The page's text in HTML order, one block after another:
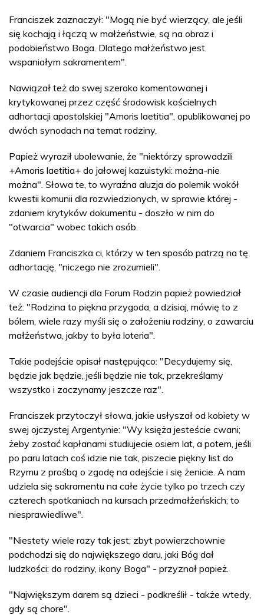
Franciszek zaznaczył: "Mogą nie być wierzący, ale jeśli
się kochają i łączą w małżeństwie, są na obraz i
podobieństwo Boga. Dlatego małżeństwo jest
wspaniałym sakramentem".
Nawiązał też do swej szeroko komentowanej i
krytykowanej przez część środowisk kościelnych
adhortacji apostolskiej "Amoris laetitia", opublikowanej po
dwóch synodach na temat rodziny.
Papież wyraził ubolewanie, że "niektórzy sprowadzili
+Amoris laetitia+ do jałowej kazuistyki: można-nie
można". Słowa te, to wyraźna aluzja do polemik wokół
kwestii komunii dla rozwiedzionych, w sprawie której -
zdaniem krytyków dokumentu - doszło w nim do
"otwarcia" wobec takich osób.
Zdaniem Franciszka ci, którzy w ten sposób patrzą na tę
adhortację, "niczego nie zrozumieli".
W czasie audiencji dla Forum Rodzin papież powiedział
też: "Rodzina to piękna przygoda, a dzisiaj, mówię to z
bólem, wiele razy myśli się o założeniu rodziny, o zawarciu
małżeństwa, jakby to była loteria".
Takie podejście opisał następująco: "Decydujemy się,
będzie jak będzie, jeśli będzie nie tak, przekreślamy
wszystko i zaczynamy jeszcze raz".
Franciszek przytoczył słowa, jakie usłyszał od kobiety w
swej ojczystej Argentynie: "Wy księża jesteście cwani;
żeby zostać kapłanami studiujecie osiem lat, a potem, jeśli
po paru latach coś idzie nie tak, piszecie piękny list do
Rzymu z prośbą o zgodę na odejście i się żenicie. A nam
udziela się sakramentu na całe życie tylko po trzech czy
czterech spotkaniach na kursach przedmałżeńskich; to
niesprawiedliwe".
"Niestety wiele razy tak jest; zbyt powierzchownie
podchodzi się do największego daru, jaki Bóg dał
ludzkości: do rodziny, ikony Boga" - przyznał papież.
"Największym darem są dzieci - podkreślił - także wtedy,
gdy są chore".